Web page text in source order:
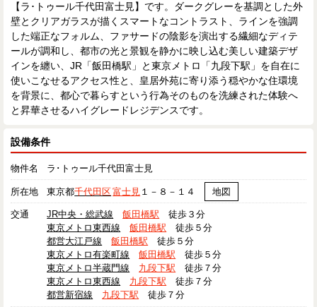
【ラ･トゥール千代田富士見】です。ダークグレーを基調とした外
壁とクリアガラスが描くスマートなコントラスト、ラインを強調
した端正なフォルム、ファサードの陰影を演出する繊細なディテ
ールが調和し、都市の光と景観を静かに映し込む美しい建築デザ
インを纏い、JR「飯田橋駅」と東京メトロ「九段下駅」を自在に
使いこなせるアクセス性と、皇居外苑に寄り添う穏やかな住環境
を背景に、都心で暮らすという行為そのものを洗練された体験へ
と昇華させるハイグレードレジデンスです。
設備条件
物件名 ラ･トゥール千代田富士見
所在地 東京都千代田区富士見 １－８－１４ 地図
交通 JR中央・総武線 飯田橋駅 徒歩３分
東京メトロ東西線
飯田橋駅 徒歩５分
都営大江戸線
飯田橋駅 徒歩５分
東京メトロ有楽町線
飯田橋駅 徒歩５分
東京メトロ半蔵門線
九段下駅 徒歩７分
東京メトロ東西線
九段下駅 徒歩７分
都営新宿線
九段下駅 徒歩７分